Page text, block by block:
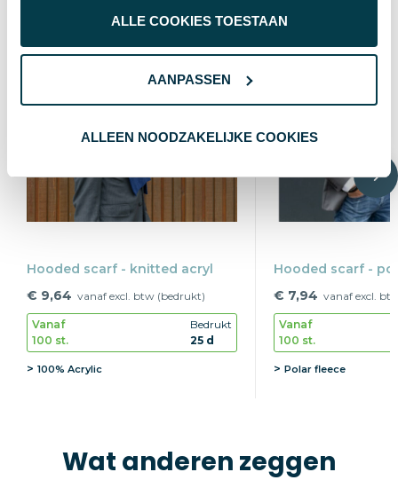
ALLE COOKIES TOESTAAN
AANPASSEN
ALLEEN NOODZAKELIJKE COOKIES
Hooded scarf - knitted acryl
€ 9,64 vanaf excl. btw (bedrukt)
Vanaf
100 st.
Bedrukt
25 d
100% Acrylic
Hooded scarf -
€ 7,94 vanaf excl.
Vanaf
100 st.
Polar fleece
Wat anderen zeggen